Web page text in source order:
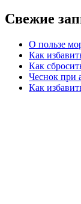
Свежие
О пользе
Как
Как
Чеснок при
Как